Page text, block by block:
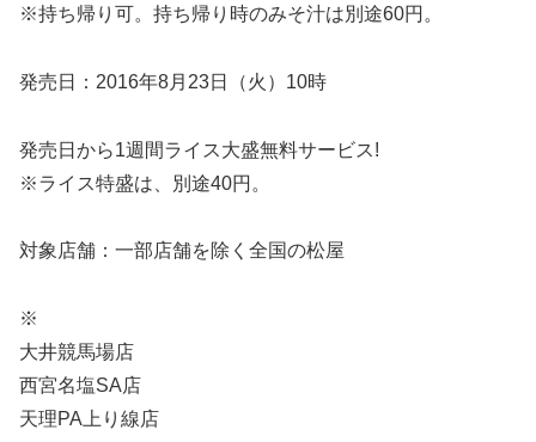
※持ち帰り可。持ち帰り時のみそ汁は別途60円。
発売日：2016年8月23日（火）10時
発売日から1週間ライス大盛無料サービス!
※ライス特盛は、別途40円。
対象店舗：一部店舗を除く全国の松屋
※
大井競馬場店
西宮名塩SA店
天理PA上り線店